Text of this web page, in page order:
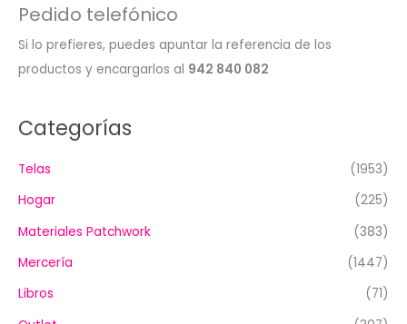
Pedido telefónico
Si lo prefieres, puedes apuntar la referencia de los
productos y encargarlos al 942 840 082
Categorías
Telas
(1953)
Hogar
(225)
Materiales Patchwork
(383)
Mercería
(1447)
Libros
(71)